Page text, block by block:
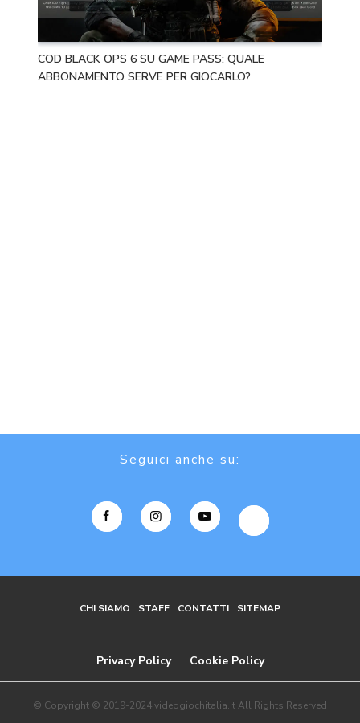
COD BLACK OPS 6 SU GAME PASS: QUALE
ABBONAMENTO SERVE PER GIOCARLO?
Seguici anche su:
CHI SIAMO STAFF CONTATTI SITEMAP
Privacy Policy Cookie Policy
© Copyright © 2019-2024 videogiochitalia.it All Rights Reserved